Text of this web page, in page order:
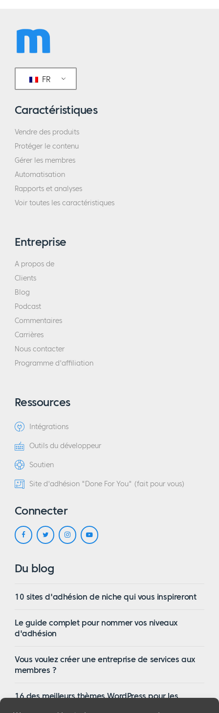
FR
Caractéristiques
Vendre des produits
Protéger le contenu
Gérer les membres
Automatisation
Rapports et analyses
Voir toutes les caractéristiques
Entreprise
A propos de
Clients
Blog
Podcast
Commentaires
Carrières
Nous contacter
Programme d'affiliation
Ressources
Intégrations
Outils du développeur
Soutien
Site d'adhésion "Done For You" (fait pour vous)
Connecter
Du blog
10 sites d'adhésion de niche qui vous inspireront
Le guide complet pour nommer vos niveaux
d'adhésion
Vous voulez créer une entreprise de services aux
membres ?
16 des meilleurs thèmes WordPress pour les